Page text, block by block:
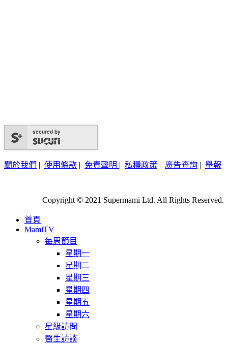
secured by
關於我們 | 使用條款 | 免責聲明 | 私穩政策 | 廣告查詢 | 舉報
Copyright © 2021 Supermami Ltd. All Rights Reserved.
首頁
MamiTV
每周節目
星期一
星期二
星期三
星期四
星期五
星期六
星級訪問
醫生訪談